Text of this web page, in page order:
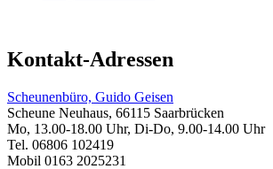
Kontakt-Adressen
Scheunenbüro, Guido Geisen
Scheune Neuhaus, 66115 Saarbrücken
Mo, 13.00-18.00 Uhr, Di-Do, 9.00-14.00 Uhr
Tel. 06806 102419
Mobil 0163 2025231